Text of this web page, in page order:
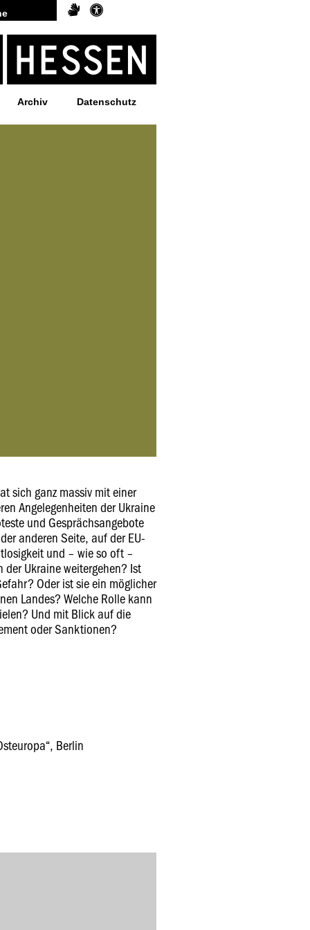
Archiv Datenschutz
sich ganz massiv mit einer
Angelegenheiten der Ukraine
und Gesprächsangebote
anderen Seite, auf der EU-
und – wie so oft –
Ukraine weitergehen? Ist
Oder ist sie ein möglicher
Landes? Welche Rolle kann
Und mit Blick auf die
oder Sanktionen?
Berlin